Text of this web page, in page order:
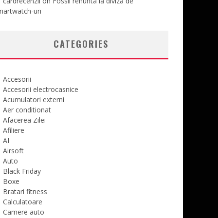
uri
CATEGORIES
Accesorii
Accesorii electrocasnice
Acumulatori externi
Aer conditionat
Afacerea Zilei
Afiliere
AI
Airsoft
Auto
Black Friday
Boxe
Bratari fitness
Calculatoare
Camere auto